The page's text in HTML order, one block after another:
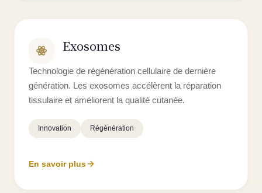
Exosomes
Technologie de régénération cellulaire de dernière
génération. Les exosomes accélèrent la réparation
tissulaire et améliorent la qualité cutanée.
Innovation Régénération
En savoir plus